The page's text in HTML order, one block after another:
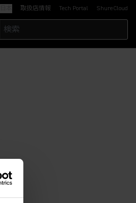
取扱店情報 Tech Portal
(Opens in a new tab)ShureCloud
(Opens in a new